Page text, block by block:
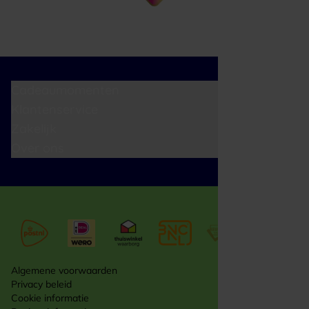
Algemene voorwaarden
Privacy beleid
Cookie informatie